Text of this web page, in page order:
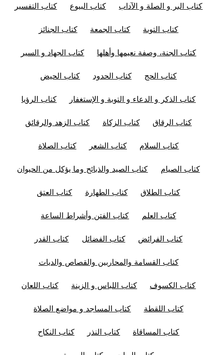
كتاب البر و الصلة و الآداب كتاب البيوع كتاب التفسير
كتاب التوبة كتاب الجمعة كتاب الجنائز
كتاب الجنة، وصفة نعيمها وأهلها كتاب الجهاد و السير
كتاب الحج كتاب الحدود كتاب الحيض
كتاب الذكر و الدعاء و التوبة و الإستغفار كتاب الرؤيا
كتاب الرقاق كتاب الزكاة كتاب الزهد والرقائق
كتاب السلام كتاب الشعر كتاب الصلاة
كتاب الصيام كتاب الصيد والذبائح وما يؤكل من الحيوان
كتاب الطلاق كتاب الطهارة كتاب العتق
كتاب العلم كتاب الفتن وأشراط الساعة
كتاب الفرائض كتاب الفضائل كتاب القدر
كتاب القسامة والمحاربين والقصاص والديات
كتاب الكسوف كتاب اللباس و الزينة كتاب اللعان
كتاب اللقطة كتاب المساجد و مواضع الصلاة
كتاب المساقاة كتاب النذر كتاب النكاح